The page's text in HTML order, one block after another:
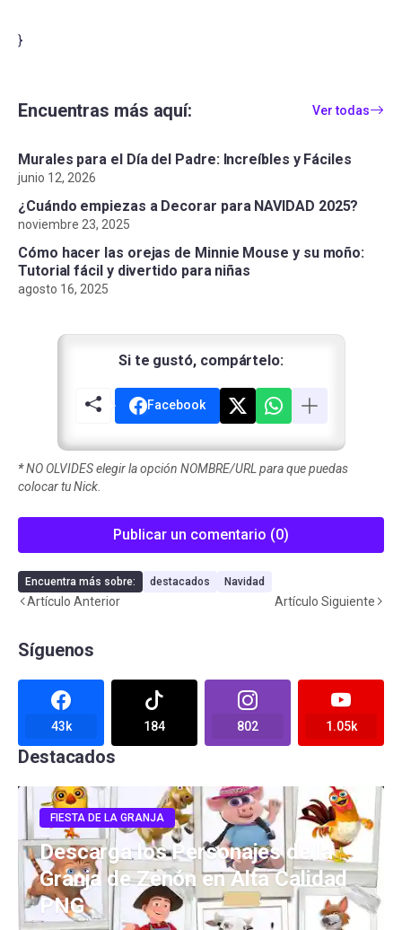
}
Encuentras más aquí: Ver todas
Murales para el Día del Padre: Increíbles y Fáciles
junio 12, 2026
¿Cuándo empiezas a Decorar para NAVIDAD 2025?
noviembre 23, 2025
Cómo hacer las orejas de Minnie Mouse y su moño:
Tutorial fácil y divertido para niñas
agosto 16, 2025
Si te gustó, compártelo:
Facebook
*NO OLVIDES elegir la opción NOMBRE/URL para que puedas
colocar tu Nick.
Publicar un comentario (0)
Encuentra más sobre: destacados Navidad
Artículo Anterior Artículo Siguiente
Síguenos
43k 184 802 1.05k
Destacados
FIESTA DE LA GRANJA
Descarga los Personajes de la
Granja de Zenón en Alta Calidad
PNG